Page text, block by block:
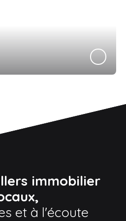
immobilier
et à l'écoute